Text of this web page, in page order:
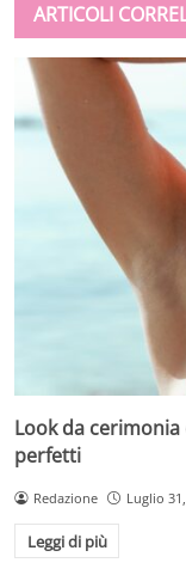
ARTICOLI
Look da
perfetti
Redazione Luglio
Leggi di più